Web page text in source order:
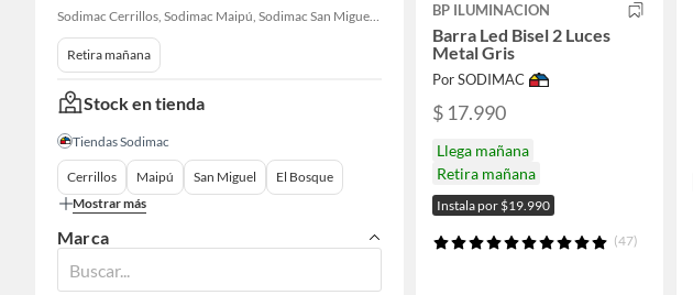
Sodimac Cerrillos, Sodimac Maipú, Sodimac San Miguel, Sodimac El Bosque, Sodimac San Bernardo, Sodimac Talagante, Sodimac San Fernando
Retira mañana
Stock en tienda
Tiendas Sodimac
Cerrillos Maipú San Miguel
El Bosque
Mostrar más
Marca
BP ILUMINACION
Barra Led Bisel 2 Luces
Metal Gris
Por SODIMAC
$ 17.990
Llega mañana
Retira mañana
Instala por $19.990
(47)